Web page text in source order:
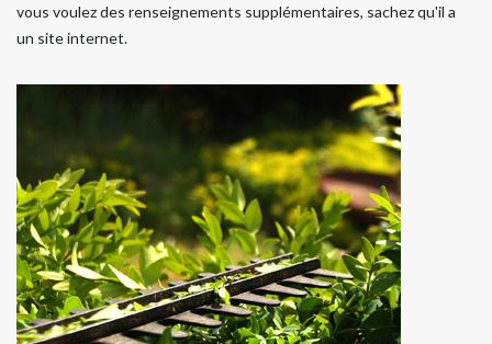
vous voulez des renseignements supplémentaires, sachez qu'il a
un site internet.